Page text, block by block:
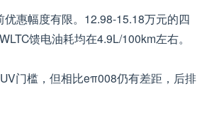
惠幅度有限。12.98-15.18万元的四
馈电油耗均在4.9L/100km左右。
门槛，但相比eπ008仍有差距，后排